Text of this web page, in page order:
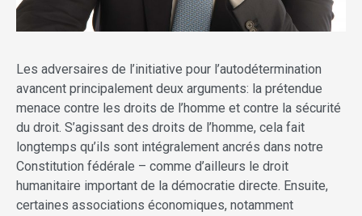
Les adversaires de l’initiative pour l’autodétermination
avancent principalement deux arguments: la prétendue
menace contre les droits de l’homme et contre la sécurité
du droit. S’agissant des droits de l’homme, cela fait
longtemps qu’ils sont intégralement ancrés dans notre
Constitution fédérale – comme d’ailleurs le droit
humanitaire important de la démocratie directe. Ensuite,
certaines associations économiques, notamment